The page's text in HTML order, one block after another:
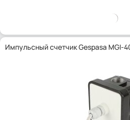
Импульсный счетчик Gespasa MGI-